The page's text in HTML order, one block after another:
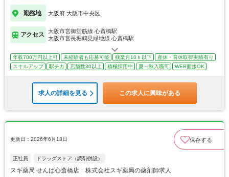
勤務地 大阪府 大阪市中央区
アクセス
大阪市営御堂筋線 心斎橋駅
大阪市営長堀鶴見緑地線 心斎橋駅
年収700万円以上可 未経験者も応募可能 残業月10ｈ以下
産休・育休取得実績有り
スキルアップ
駅チカ 店舗数30以上 積極採用中 夏～秋入職可 WEB面接OK
求人の詳細を見る この求人に興味がある
更新日：2026年6月18日 保存する
正社員 ドラッグストア（調剤併設）
スギ薬局 せんば心斎橋店 株式会社スギ薬局の薬剤師求人